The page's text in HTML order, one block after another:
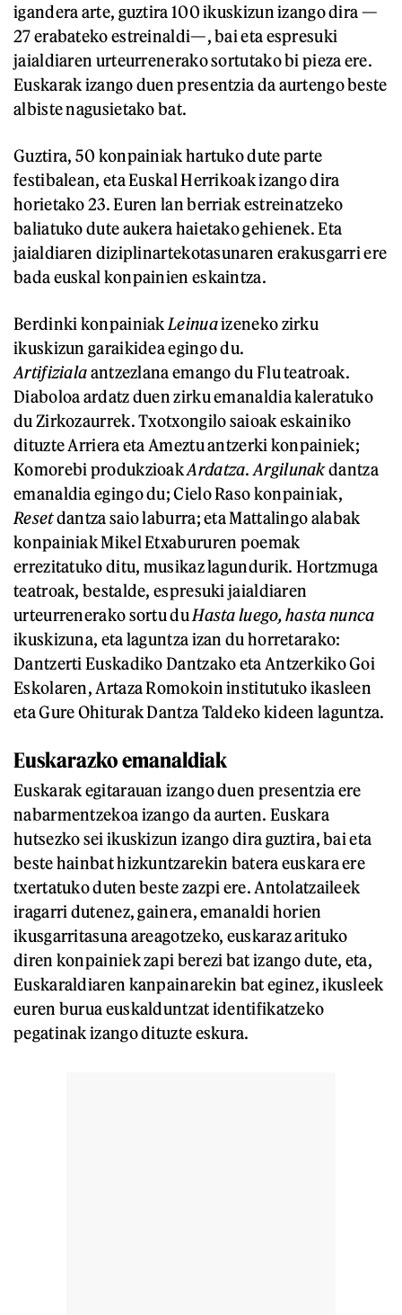
igandera arte, guztira 100 ikuskizun izango dira —
27 erabateko estreinaldi—, bai eta espresuki
jaialdiaren urteurrenerako sortutako bi pieza ere.
Euskarak izango duen presentzia da aurtengo beste
albiste nagusietako bat.
Guztira, 50 konpainiak hartuko dute parte
festibalean, eta Euskal Herrikoak izango dira
horietako 23. Euren lan berriak estreinatzeko
baliatuko dute aukera haietako gehienek. Eta
jaialdiaren diziplinartekotasunaren erakusgarri ere
bada euskal konpainien eskaintza.
Berdinki konpainiak Leinuaizeneko zirku
ikuskizun garaikidea egingo du.
Artifizialaantzezlana emango du Flu teatroak.
Diaboloa ardatz duen zirku emanaldia kaleratuko
du Zirkozaurrek. Txotxongilo saioak eskainiko
dituzte Arriera eta Ameztu antzerki konpainiek;
Komorebi produkzioakArdatza.Argilunakdantza
emanaldia egingo du; Cielo Raso konpainiak,
Resetdantza saio laburra; eta Mattalingo alabak
konpainiak Mikel Etxabururen poemak
errezitatuko ditu, musikaz lagundurik. Hortzmuga
teatroak, bestalde, espresuki jaialdiaren
urteurrenerako sortu du Hasta luego, hasta nunca
ikuskizuna, eta laguntza izan du horretarako:
Dantzerti Euskadiko Dantzako eta Antzerkiko Goi
Eskolaren, Artaza Romokoin institutuko ikasleen
eta Gure Ohiturak Dantza Taldeko kideen laguntza.
Euskarazko emanaldiak
Euskarak egitarauan izango duen presentzia ere
nabarmentzekoa izango da aurten. Euskara
hutsezko sei ikuskizun izango dira guztira, bai eta
beste hainbat hizkuntzarekin batera euskara ere
txertatuko duten beste zazpi ere. Antolatzaileek
iragarri dutenez, gainera, emanaldi horien
ikusgarritasuna areagotzeko, euskaraz arituko
diren konpainiek zapi berezi bat izango dute, eta,
Euskaraldiaren kanpainarekin bat eginez, ikusleek
euren burua euskalduntzat identifikatzeko
pegatinak izango dituzte eskura.